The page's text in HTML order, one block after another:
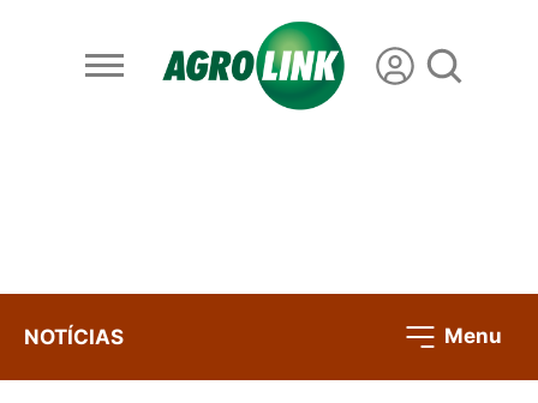
NOTÍCIAS Menu